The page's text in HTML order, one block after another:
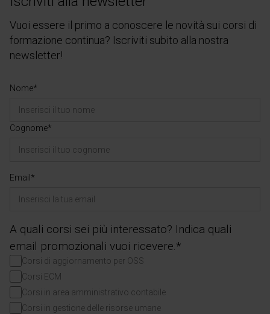
Vuoi essere il primo a conoscere le novità sui corsi di
formazione continua? Iscriviti subito alla nostra
newsletter!
Nome*
Cognome*
Email*
A quali corsi sei più interessato? Indica quali
email promozionali vuoi ricevere.*
Corsi di aggiornamento per OSS
Corsi ECM
Corsi in area amministrativo contabile
Corsi in gestione delle risorse umane